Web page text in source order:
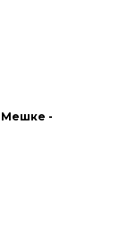
Мешке -